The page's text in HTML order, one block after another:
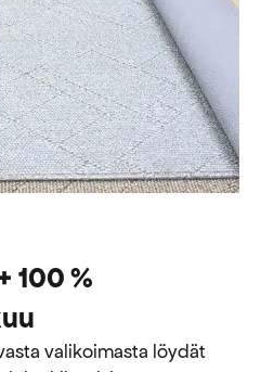
100 %
valikoimasta löydät